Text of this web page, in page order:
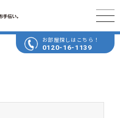
お部屋探しはこちら！
0120-16-1139